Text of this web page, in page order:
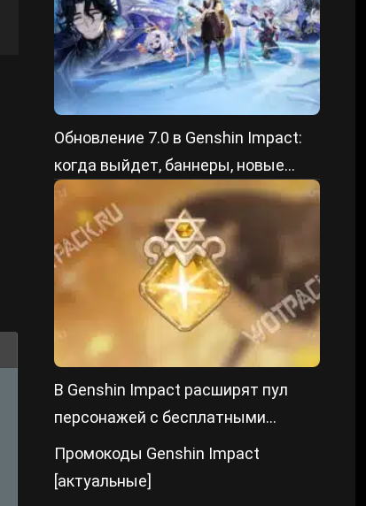
Обновление 7.0 в Genshin Impact:
когда выйдет, баннеры, новые
персонажи и регион
В Genshin Impact расширят пул
персонажей с бесплатными
констами
Промокоды Genshin Impact
[актуальные]